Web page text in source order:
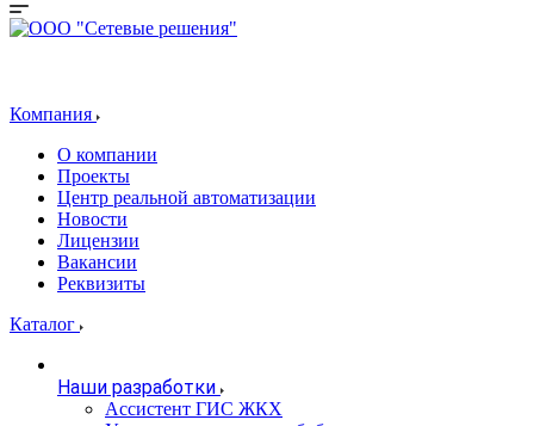
Компания
О компании
Проекты
Центр реальной автоматизации
Новости
Лицензии
Вакансии
Реквизиты
Каталог
Наши разработки
Ассистент ГИС ЖКХ